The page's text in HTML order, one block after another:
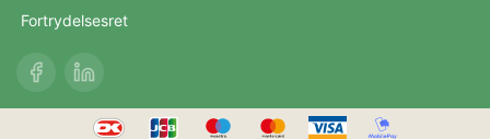
Fortrydelsesret